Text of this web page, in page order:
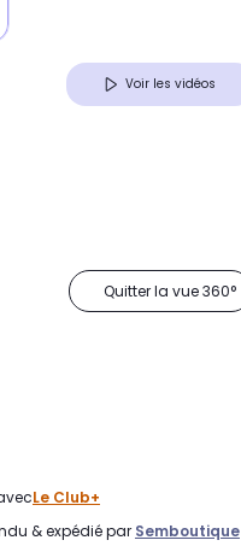
Voir les vidéos
Quitter la vue 360°
Le Club+
& expédié par Semboutique